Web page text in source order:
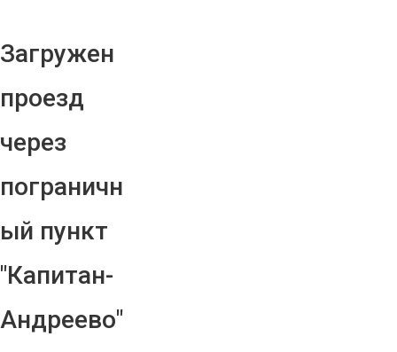
Загружен
проезд
через
пограничн
ый пункт
"Капитан-
Андреево"